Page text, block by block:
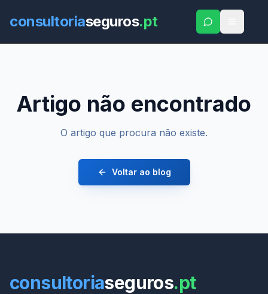
consultoriaseguros.pt
Artigo não encontrado
O artigo que procura não existe.
Voltar ao blog
consultoriaseguros.pt